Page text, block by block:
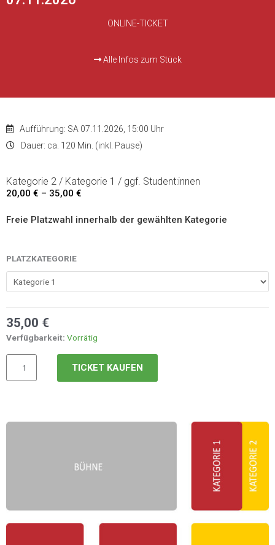
ONLINE-TICKET
Alle Infos zum Stück
Aufführung: SA 07.11.2026, 15:00 Uhr
Dauer: ca. 120 Min. (inkl. Pause)
Kategorie 2 / Kategorie 1 / ggf. Student:innen
20,00 € – 35,00 €
20,00 €
Freie Platzwahl innerhalb der gewählten Kategorie
PLATZKATEGORIE
35,00 €
Verfügbarkeit: Vorrätig
Valente-
Alexander
Show
07.11.2026
Menge
TICKET KAUFEN